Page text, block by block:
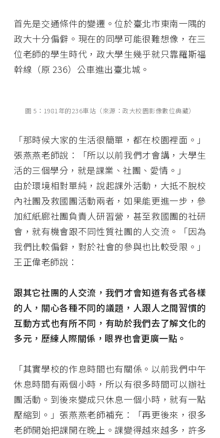
首先是交通條件的變遷。位於臺北市東南一隅的
政大十分偏僻。現在的同學可能很難想像，在三
位老師的學生時代，政大學生幾乎就只靠羅斯福
幹線（原 236）公車進出臺北城。
圖 5：1981年的236車站（來源：政大校園影像數位典藏）
「那時候大家的生活很簡單，都在校園裡面。」
張燕燕老師說：「所以以前我們才會講，大學生
活的三個學分，就是課業、社團、愛情。」
由於環境相對單純，說起課外活動，大抵不脫校
內社團及救國團活動兩者，如果能更進一步，參
加紅紙廊社團負責人研習營，甚至救國團的社研
會，就有機會跟不同性質社團的人交流。「因為
我們比較偏僻，對於社會的參與也比較受限。」
王正偉老師說：
跟其它社團的人交流，我們才會知道有各式各樣
的人，關心各種不同的議題，人跟人之間習慣的
互動方式也有所不同，有助於我們去了解文化的
多元，歷練人際關係，眼界也會更廣一點。
「其實學校的作息時間也有關係。以前我們中午
休息時間有兩個小時，所以有很多時間可以辦社
團活動。到後來變成只休息一個小時，就有一點
壓縮到。」張燕燕老師補充：「再更後來，很多
老師開始把課開在晚上。課變得越來越多，許多